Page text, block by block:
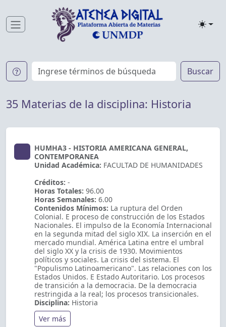
Buscar
35 Materias de la disciplina: Historia
HUMHA3 - HISTORIA AMERICANA GENERAL,
CONTEMPORANEA
Unidad Académica: FACULTAD DE HUMANIDADES
Créditos: -
Horas Totales: 96.00
Horas Semanales: 6.00
Contenidos Mínimos: La ruptura del Orden
Colonial. E proceso de construcción de los Estados
Nacionales. El impulso de la Economía Internacional
en la segunda mitad del siglo XIX. La inserción en el
mercado mundial. América Latina entre el umbral
del siglo XX y la crisis de 1930. Movimientos
políticos y sociales. La crisis del sistema. El
"Populismo Latinoamericano". Las relaciones con los
Estados Unidos. E Estado Autoritario. Los procesos
de transición a la democracia. De la democracia
restringida a la real; los procesos transicionales.
Disciplina: Historia
Ver más